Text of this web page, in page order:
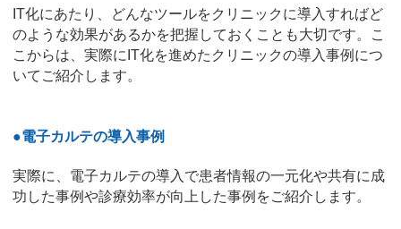
IT化にあたり、どんなツールをクリニックに導入すればど
のような効果があるかを把握しておくことも大切です。こ
こからは、実際にIT化を進めたクリニックの導入事例につ
いてご紹介します。
●電子カルテの導入事例
実際に、電子カルテの導入で患者情報の一元化や共有に成
功した事例や診療効率が向上した事例をご紹介します。